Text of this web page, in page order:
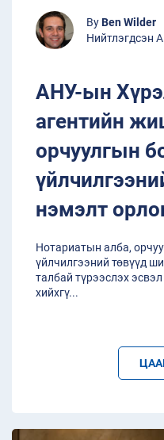
ByBen Wilder
Нийтлэгдсэн
АНУ-ын
агентийн
орчуулгын
нэмэлт
Нотариатын алба,
үйлчилгээний төвүүд
талбай түрээслэх
хийхгү...